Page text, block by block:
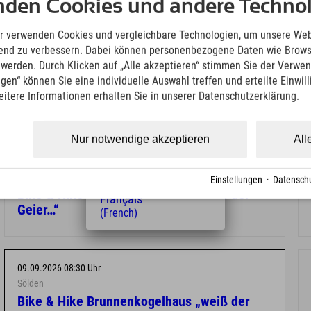
Bike & Hike Brunnenkogelhaus „weiß der
Geier…“
09.09.2026 08:30 Uhr
Sölden
Bike & Hike Brunnenkogelhaus „weiß der
Cookies und andere
verwenden Cookies und vergleichbare Technologien, um unsere
zu verbessern. Dabei können personenbezogene Daten wie
Durch Klicken auf „Alle akzeptieren“ stimmen Sie der
können Sie eine individuelle Auswahl treffen und erteilte
Informationen erhalten Sie in unserer Datenschutzerklärung.
Nur notwendige akzeptieren
Einstellungen ·
Deutsch
(German)
English
(English)
Italiano
(Italian)
Čeština
(Czech)
Magyar
Nederlands
Français
(French)